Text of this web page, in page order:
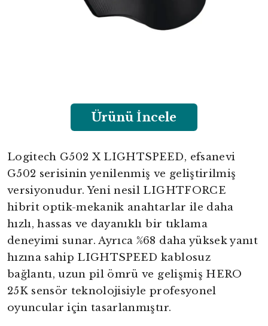
Ürünü İncele
Logitech G502 X LIGHTSPEED, efsanevi
G502 serisinin yenilenmiş ve geliştirilmiş
versiyonudur. Yeni nesil LIGHTFORCE
hibrit optik-mekanik anahtarlar ile daha
hızlı, hassas ve dayanıklı bir tıklama
deneyimi sunar. Ayrıca %68 daha yüksek yanıt
hızına sahip LIGHTSPEED kablosuz
bağlantı, uzun pil ömrü ve gelişmiş HERO
25K sensör teknolojisiyle profesyonel
oyuncular için tasarlanmıştır.